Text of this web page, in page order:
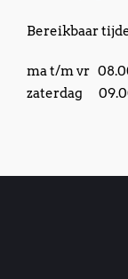
Bereikbaar
ma t/m vr
zaterdag